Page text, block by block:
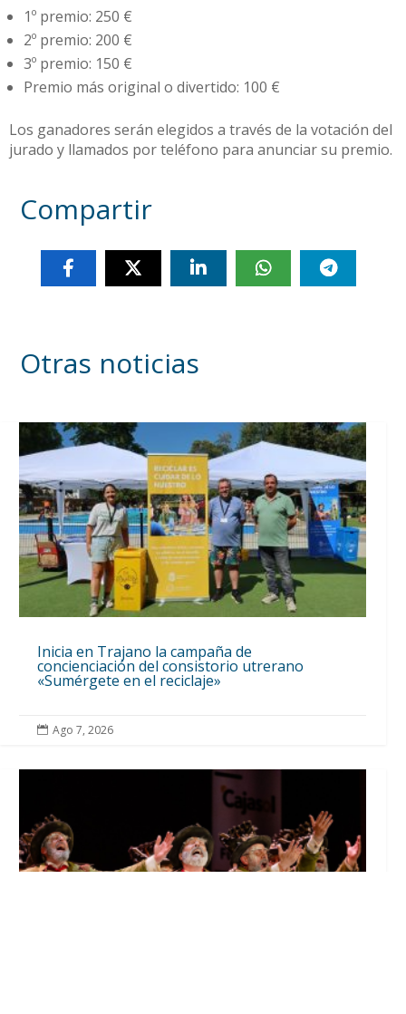
1º premio: 250 €
2º premio: 200 €
3º premio: 150 €
Premio más original o divertido: 100 €
Los ganadores serán elegidos a través de la votación del
jurado y llamados por teléfono para anunciar su premio.
Compartir
Otras noticias
Inicia en Trajano la campaña de
concienciación del consistorio utrerano
«Sumérgete en el reciclaje»
 Ago 7, 2026